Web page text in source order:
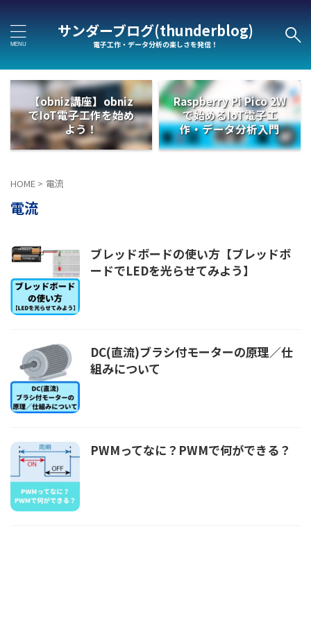
サンダーブログ(thunderblog)
電子工作・データ分析の楽しさを発信！
【obniz講座】obniz
でIoT電子工作を始め
よう！
Raspberry Pi Pico 2W
で始めるIoT電子工
作・データ分析入門
HOME > 電流
電流
ブレッドボードの使い方【ブレッドボ
ードでLEDを光らせてみよう】
DC(直流)ブラシ付モーターの原理／仕
組みについて
PWMってなに？PWMで何ができる？